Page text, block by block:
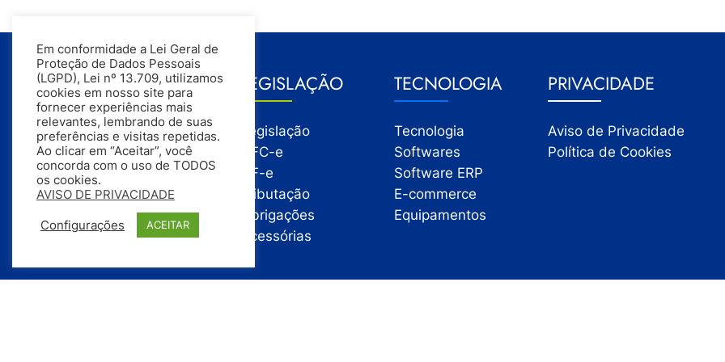
GESTÃO
Gestão
Gestão Financeira
Gestão de Pessoas
Compras
Estoque
Vendas
LEGISLAÇÃO
Legislação
NFC-e
NF-e
Tributação
Obrigações
Acessórias
TECNOLOGIA
Tecnologia
Softwares
Software ERP
E-commerce
Equipamentos
PRIVACIDADE
Aviso de Privacidade
Política de Cookies
Em conformidade a Lei Geral de
Proteção de Dados Pessoais
(LGPD), Lei nº 13.709, utilizamos
cookies em nosso site para
fornecer experiências mais
relevantes, lembrando de suas
preferências e visitas repetidas.
Ao clicar em “Aceitar”, você
concorda com o uso de TODOS
os cookies.
AVISO DE PRIVACIDADE
Configurações ACEITAR